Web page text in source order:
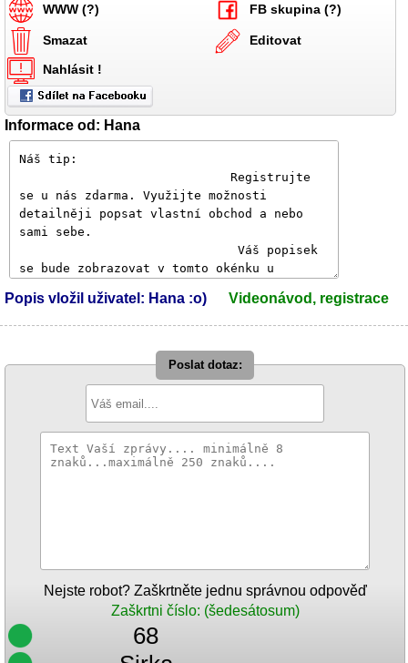
WWW (?)
FB skupina (?)
Smazat
Editovat
Nahlásit !
Informace od: Hana
Popis vložil uživatel: Hana :o) Videonávod, registrace
Poslat dotaz:
Nejste robot? Zaškrtněte jednu správnou odpověď
Zaškrtni číslo: (šedesátosum)
68